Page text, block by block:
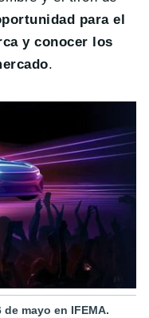
para el
y conocer los
.
mayo en IFEMA.